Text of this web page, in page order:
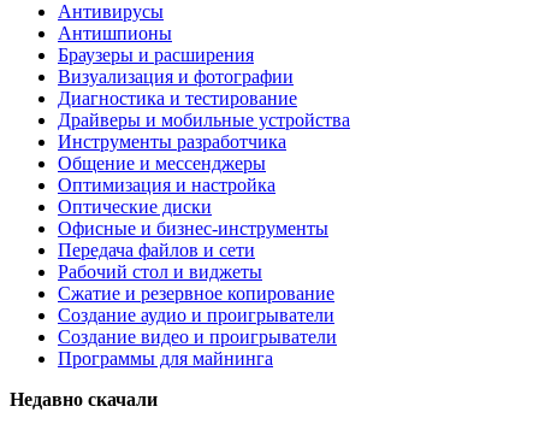
Антивирусы
Антишпионы
Браузеры и расширения
Визуализация и фотографии
Диагностика и тестирование
Драйверы и мобильные устройства
Инструменты разработчика
Общение и мессенджеры
Оптимизация и настройка
Оптические диски
Офисные и бизнес-инструменты
Передача файлов и сети
Рабочий стол и виджеты
Сжатие и резервное копирование
Создание аудио и проигрыватели
Создание видео и проигрыватели
Программы для майнинга
Недавно скачали